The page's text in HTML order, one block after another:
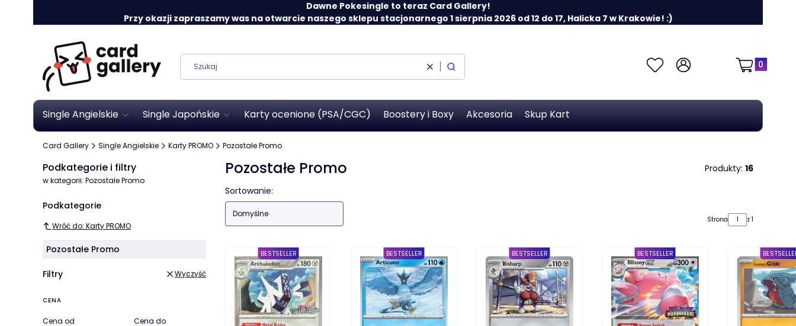
Dawne Pokesingle to teraz Card Gallery!
Przy okazji zapraszamy was na otwarcie naszego sklepu stacjonarnego 1 sierpnia 2026 od 12 do 17, Halicka 7 w Krakowie! :)
WyczyśćSzukaj UlubioneZaloguj się
Produkty w
Koszyk
Single Angielskie Single Japońskie Karty ocenione (PSA/CGC) Boostery i Boxy Akcesoria Skup Kart
Card Gallery Single Angielskie Karty PROMO Pozostałe Promo
Podkategorie i filtry
w kategorii: Pozostałe Promo
Podkategorie
Wróć do: Karty PROMO
Pozostałe Promo
Filtry Wyczyść
CENA
Cena od
Cena do
Pozostałe Promo Produkty: 16
Lista produktów
Sortowanie:
Domyślne
Strona z 1
BESTSELLER BESTSELLER BESTSELLER BESTSELLER